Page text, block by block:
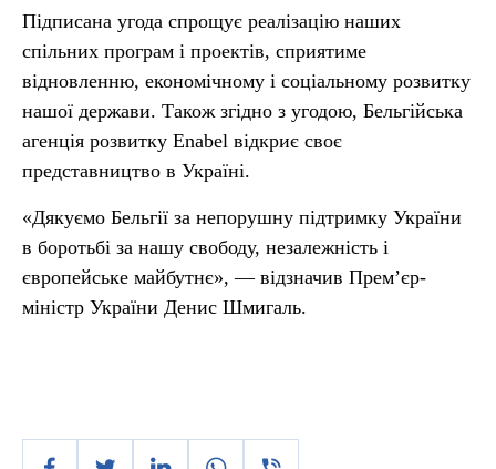
Підписана угода спрощує реалізацію наших
спільних програм і проектів, сприятиме
відновленню, економічному і соціальному розвитку
нашої держави. Також згідно з угодою, Бельгійська
агенція розвитку Enabel відкриє своє
представництво в Україні.
«Дякуємо Бельгії за непорушну підтримку України
в боротьбі за нашу свободу, незалежність і
європейське майбутнє», — відзначив Прем’єр-
міністр України Денис Шмигаль.